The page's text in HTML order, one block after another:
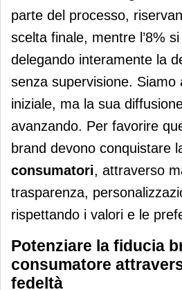
parte del processo,
scelta finale, mentre l’8%
delegando interamente la
senza supervisione. Siamo
iniziale, ma la sua
avanzando. Per favorire
brand devono conquistare
consumatori, attraverso
trasparenza,
rispettando i valori e le
Potenziare la fiducia
consumatore
fedeltà